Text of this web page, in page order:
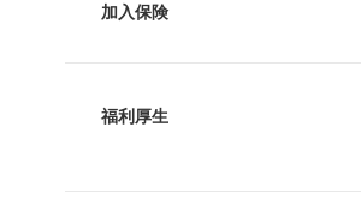
加入保険
福利厚生